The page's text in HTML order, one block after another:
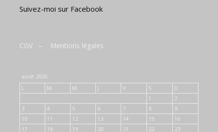
Suivez-moi sur Facebook
CGV – Mentions légales
août 2026
L
M M J V S
D
1
2
3
4 5 6 7 8
9
10
11 12 13 14 15
16
17
18 19 20 21 22 23